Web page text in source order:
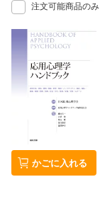
注文可能商品のみ
かごに入れる